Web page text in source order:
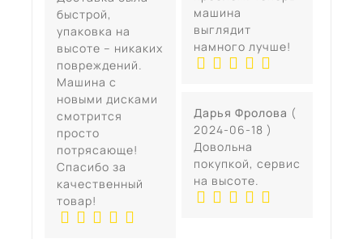
быстрой,
упаковка на
высоте – никаких
повреждений.
Машина с
новыми дисками
смотрится
просто
потрясающе!
Спасибо за
качественный
товар!
машина
выглядит
намного лучше!
Дарья Фролова (
2024-06-18 )
Довольна
покупкой, сервис
на высоте.